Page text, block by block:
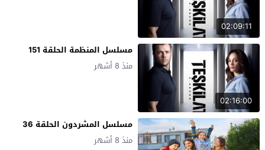
02:09:11
02:16:00
مسلسل المنظمة الحلقة 151
منذ 8 أشهر
مسلسل المشردون الحلقة 36
منذ 8 أشهر